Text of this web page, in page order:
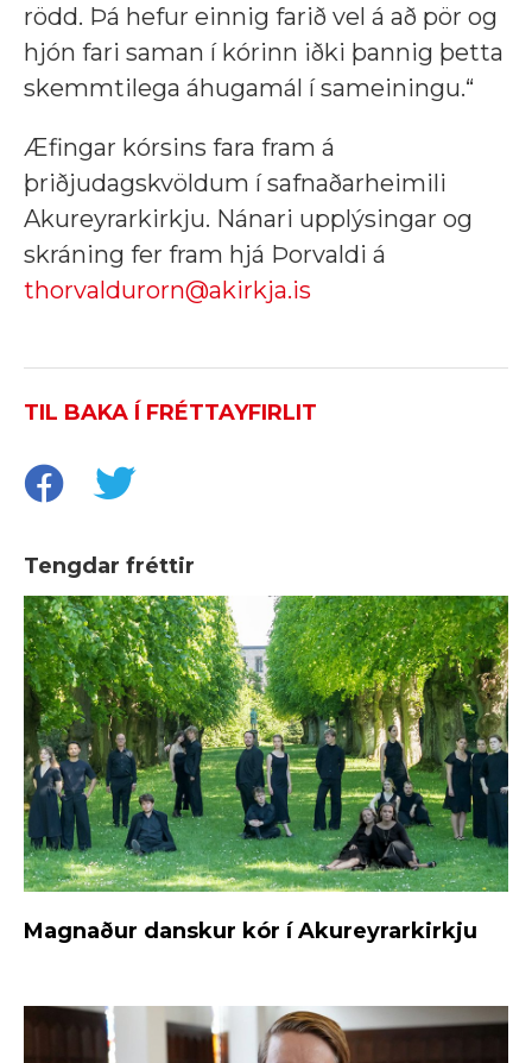
rödd. Þá hefur einnig farið vel á að pör og
hjón fari saman í kórinn iðki þannig þetta
skemmtilega áhugamál í sameiningu.“
Æfingar kórsins fara fram á
þriðjudagskvöldum í safnaðarheimili
Akureyrarkirkju. Nánari upplýsingar og
skráning fer fram hjá Þorvaldi á
thorvaldurorn@akirkja.is
TIL BAKA Í FRÉTTAYFIRLIT
Tengdar fréttir
Magnaður danskur kór í Akureyrarkirkju